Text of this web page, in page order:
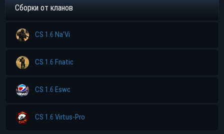
Сборки от кланов
CS 1.6 Na'Vi
CS 1.6 Fnatic
CS 1.6 Eswc
CS 1.6 Virtus-Pro